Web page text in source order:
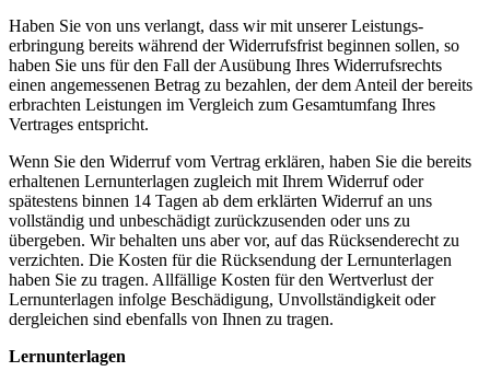
Haben Sie von uns verlangt, dass wir mit unserer Leistungs­
erbringung bereits während der Widerrufsfrist beginnen sollen, so
haben Sie uns für den Fall der Aus­übung Ihres Widerrufs­rechts
einen angemessenen Betrag zu bezahlen, der dem Anteil der bereits
erbrachten Leistungen im Ver­gleich zum Gesamt­umfang Ihres
Vertrages entspricht.
Wenn Sie den Widerruf vom Vertrag erklären, haben Sie die bereits
erhaltenen Lernunterlagen zugleich mit Ihrem Wider­ruf oder
spätestens binnen 14 Tagen ab dem erklärten Wider­ruf an uns
vollständig und unbeschädigt zurückzu­sen­den oder uns zu
übergeben. Wir behalten uns aber vor, auf das Rücksenderecht zu
verzichten. Die Kosten für die Rück­sen­dung der Lernunterlagen
haben Sie zu tragen. Allfällige Kos­ten für den Wertverlust der
Lernunterlagen infolge Beschä­digung, Unvollständigkeit oder
dergleichen sind eben­falls von Ihnen zu tragen.
Lernunterlagen